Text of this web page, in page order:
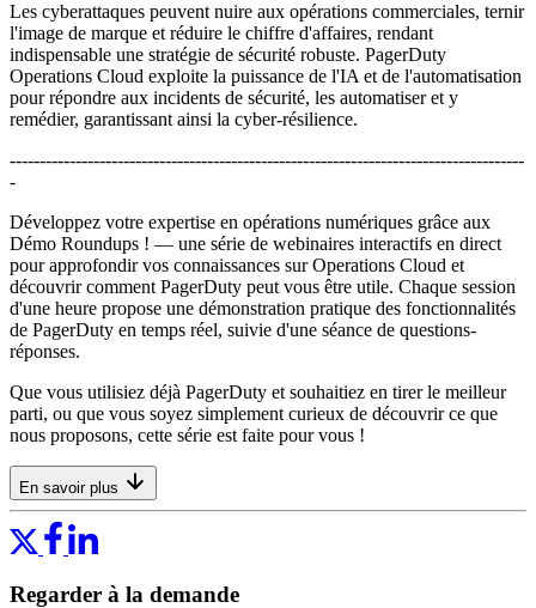
Les cyberattaques peuvent nuire aux opérations commerciales, ternir
l'image de marque et réduire le chiffre d'affaires, rendant
indispensable une stratégie de sécurité robuste. PagerDuty
Operations Cloud exploite la puissance de l'IA et de l'automatisation
pour répondre aux incidents de sécurité, les automatiser et y
remédier, garantissant ainsi la cyber-résilience.
--------------------------------------------------------------------------------------
-
Développez votre expertise en opérations numériques grâce aux
Démo Roundups ! — une série de webinaires interactifs en direct
pour approfondir vos connaissances sur Operations Cloud et
découvrir comment PagerDuty peut vous être utile. Chaque session
d'une heure propose une démonstration pratique des fonctionnalités
de PagerDuty en temps réel, suivie d'une séance de questions-
réponses.
Que vous utilisiez déjà PagerDuty et souhaitiez en tirer le meilleur
parti, ou que vous soyez simplement curieux de découvrir ce que
nous proposons, cette série est faite pour vous !
En savoir plus
Regarder à la demande